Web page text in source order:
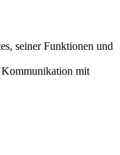
seiner Funktionen und
mit